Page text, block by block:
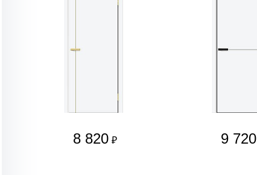
8 820 ₽ 9 720